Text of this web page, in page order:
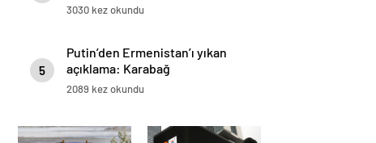
3030 kez okundu
5
Putin’den Ermenistan’ı yıkan
açıklama: Karabağ
Azerbaycan’ın ayrılmaz bir
2089 kez okundu